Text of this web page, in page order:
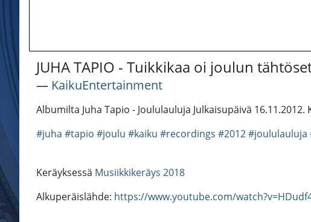
JUHA TAPIO - Tuikkikaa oi joulun
― KaikuEntertainment
Albumilta Juha Tapio - Joululauluja Julkaisupäivä 16.11.2012.
#juha #tapio #joulu #kaiku #recordings #2012#joululauluja
Keräyksessä Musiikkikeräys 2018
Alkuperäislähde: https://www.youtube.com/